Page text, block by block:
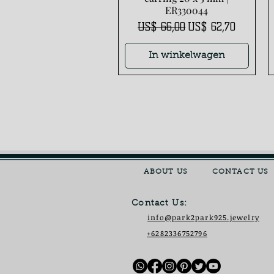
ER330044
Normale prijs
US$ 66,00 Verkoopprijs
US$ 62,70
In winkelwagen
ABOUT US CONTACT US
Contact Us:
info@park2park925.jewelry
+6282336752796